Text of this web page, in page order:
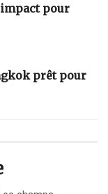
impact pour
prêt pour